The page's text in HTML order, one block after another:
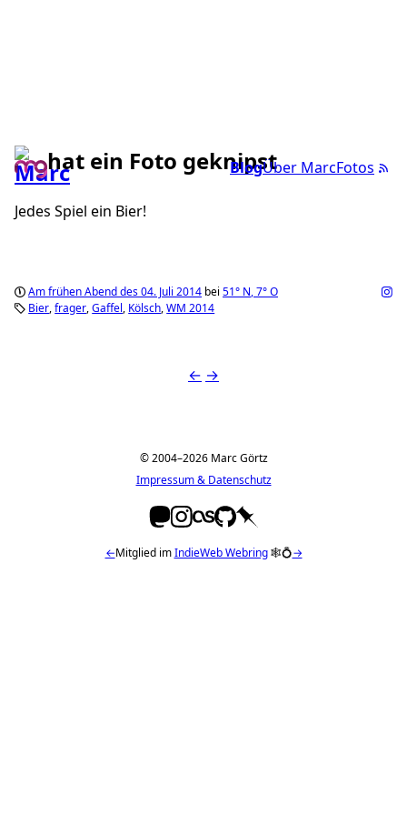
BlogÜber MarcFotos
hat ein Foto geknipst
Jedes Spiel ein Bier!
Am frühen Abend des 04. Juli 2014 bei 51° N,7°O
Bier frager Gaffel Kölsch WM 2014
← →
© 2004–2026 Marc Görtz
Impressum & Datenschutz
←Mitglied imIndieWeb Webring🕸💍→